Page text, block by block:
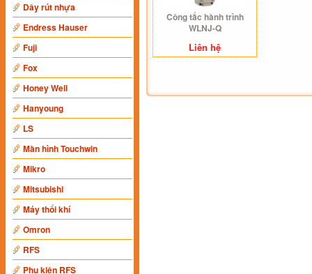
Dây rút nhựa
Endress Hauser
Fuji
Fox
Honey Well
Hanyoung
LS
Màn hình Touchwin
Mikro
Mitsubishi
Máy thổi khí
Omron
RFS
Phụ kiện RFS
Công tắc hành trình
WLNJ-Q
Liên hệ